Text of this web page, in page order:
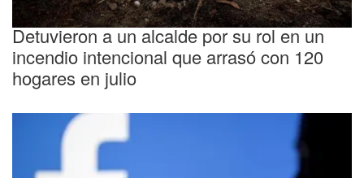
Peligro manufaturado
Detuvieron a un alcalde por su rol en un
incendio intencional que arrasó con 120
hogares en julio